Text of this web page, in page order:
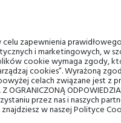
OPIS
zapewnienia
i marketingowych, w
cookie wymaga zgody,
cookies”. Wyrażoną
celach związane jest z
OGRANICZONĄ
przez nas i naszych
w naszej Polityce